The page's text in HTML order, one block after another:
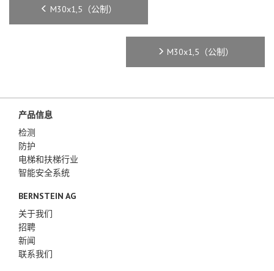
M30x1,5（公制）
M30x1,5（公制）
产品信息
检测
防护
电梯和扶梯行业
智能安全系统
BERNSTEIN AG
关于我们
招聘
新闻
联系我们